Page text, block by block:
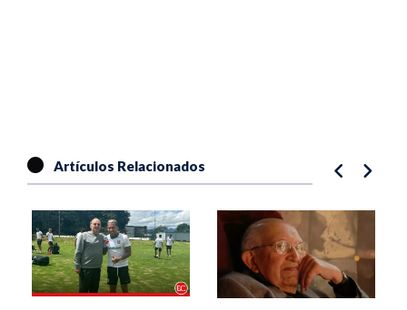
Artículos Relacionados